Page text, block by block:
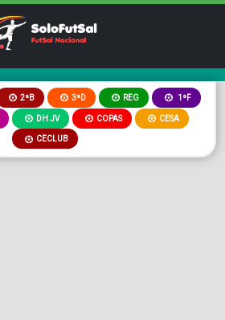
2ªB 3ªD REG 1ªF
DH JV COPAS CESA
CECLUB